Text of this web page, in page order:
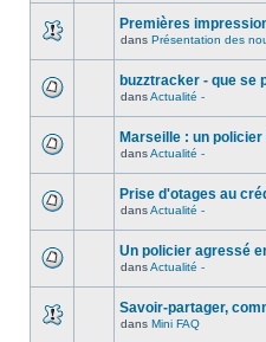
Premières
dans Présentation des
buzztracker - que se
dansActualité -
Marseille : un
dansActualité -
Prise d'otages au
dansActualité -
Un policier agressé
dansActualité -
Savoir-partager,
dans Mini FAQ